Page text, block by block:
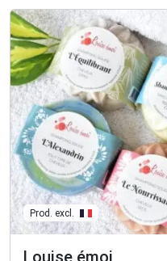
Prod. excl.
Louise émoi